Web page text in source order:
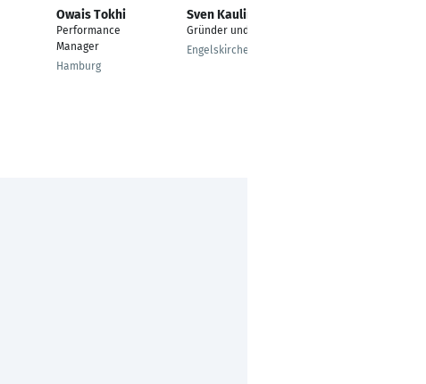
Owais Tokhi
Performance
Manager
Hamburg
Sven Kauling
Gründer und Inhaber
Engelskirchen